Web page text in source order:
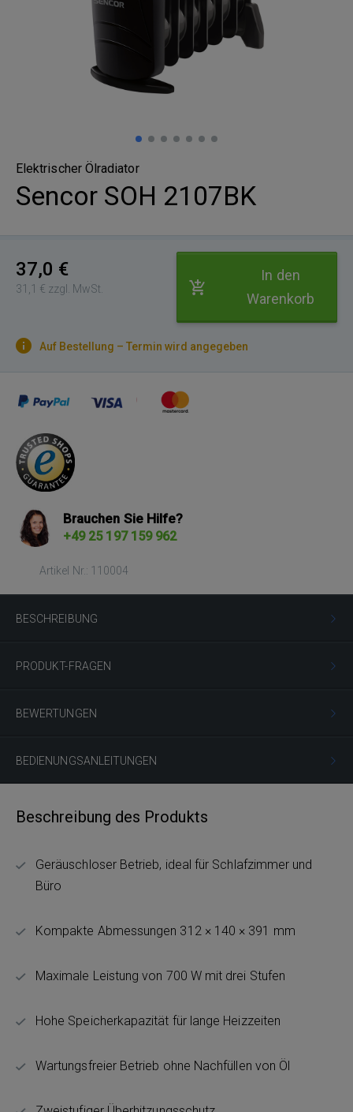
Elektrischer Ölradiator
Sencor SOH 2107BK
37,0 €
31,1 € zzgl. MwSt.
In den
Warenkorb
Auf Bestellung – Termin wird angegeben
Brauchen Sie Hilfe?
+49 25 197 159 962
Artikel Nr.: 110004
BESCHREIBUNG
PRODUKT-FRAGEN
BEWERTUNGEN
BEDIENUNGSANLEITUNGEN
Beschreibung des Produkts
Geräuschloser Betrieb, ideal für Schlafzimmer und
Büro
Kompakte Abmessungen 312 × 140 × 391 mm
Maximale Leistung von 700 W mit drei Stufen
Hohe Speicherkapazität für lange Heizzeiten
Wartungsfreier Betrieb ohne Nachfüllen von Öl